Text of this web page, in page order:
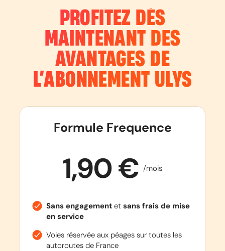
PROFITEZ DÈS
MAINTENANT DES
AVANTAGES DE
L’ABONNEMENT ULYS
Formule Frequence
1,90 € /mois
Sans engagementet sans frais de mise
en service
Voies réservée aux péages sur toutes les
autoroutes de France